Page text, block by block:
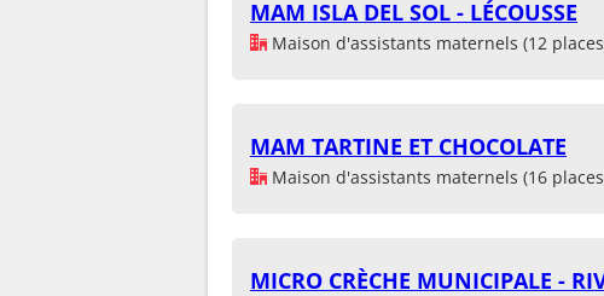
MAM ISLA DEL SOL - LÉCOUSSE
Maison d'assistants maternels (12
MAM TARTINE ET CHOCOLATE
Maison d'assistants maternels (16
MICRO CRÈCHE MUNICIPALE -